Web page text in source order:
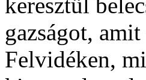
gazságot,
Felvidéken,